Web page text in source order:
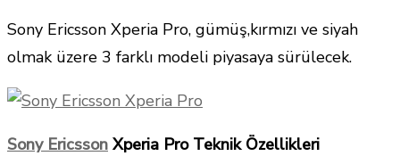
Sony Ericsson Xperia Pro, gümüş,kırmızı ve siyah
olmak üzere 3 farklı modeli piyasaya sürülecek.
Sony Ericsson Xperia Pro Teknik Özellikleri